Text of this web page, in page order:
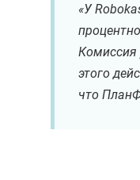
«У
Комиссия
этого
что